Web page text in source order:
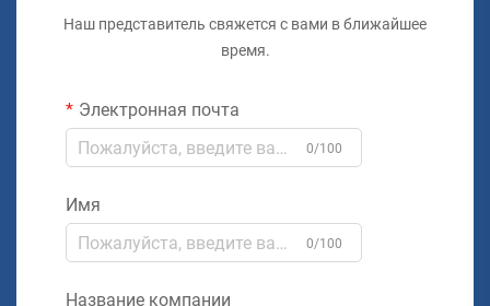
Наш представитель свяжется с вами в ближайшее
время.
Электронная почта
0/100
Имя
0/100
Название компании